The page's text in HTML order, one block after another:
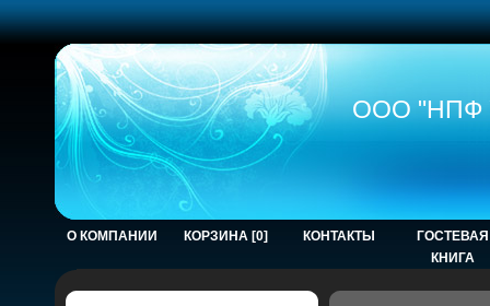
ООО "НПФ
О КОМПАНИИ КОРЗИНА [0] КОНТАКТЫ
ГОСТЕВАЯ
КНИГА